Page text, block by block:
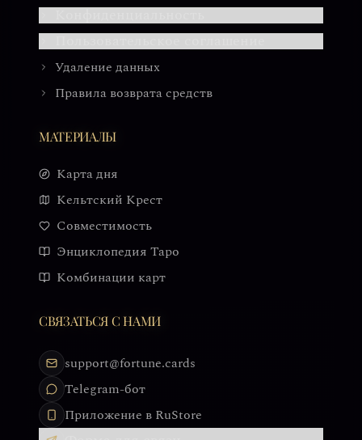
Удаление данных
Правила возврата средств
МАТЕРИАЛЫ
Карта дня
Кельтский Крест
Совместимость
Энциклопедия Таро
Комбинации карт
СВЯЗАТЬСЯ С НАМИ
support@fortune.cards
Telegram-бот
Приложение в RuStore